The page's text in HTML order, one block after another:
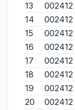
13
002412
14
002412
15
002412
16
002412
17
002412
18
002412
19
002412
20
002412